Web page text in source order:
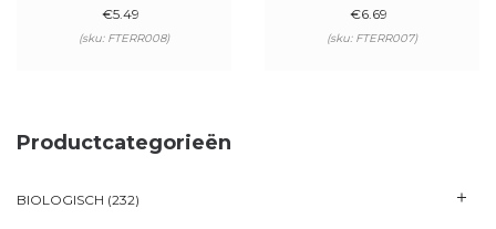
€5.49
(sku: FTERR008)
€6.69
(sku: FTERR007)
Productcategorieën
BIOLOGISCH (232)